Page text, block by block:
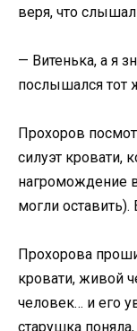
веря, что слышал
— Витенька, а я
послышался тот
Прохоров
силуэт кровати,
нагромождение
могли оставить).
Прохорова
кровати, живой
человек… и его
старушка поняла,